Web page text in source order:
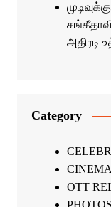
அதிரடி
Category
OTT